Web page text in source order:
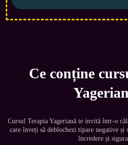
Ce conține
Cursul Terapia Yageriană te invită într-o
care înveți să deblochezi tipare negative
încredere și